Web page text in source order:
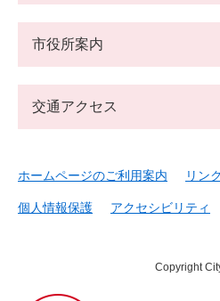
市役所案内
交通アクセス
ホームページのご利用案内 リン
個人情報保護 アクセシビリティ
Copyright